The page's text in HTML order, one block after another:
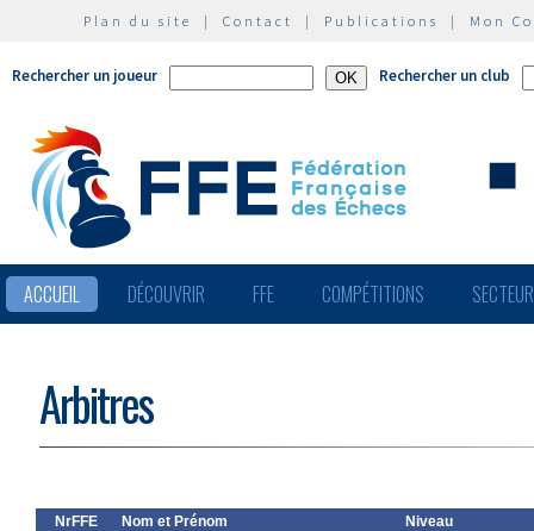
Plan du site | Contact | Publications | Mon
Rechercher un joueur Rechercher un club
ACCUEIL DÉCOUVRIR FFE COMPÉTITIONS
Arbitres
NrFFE Nom et Prénom
Niveau